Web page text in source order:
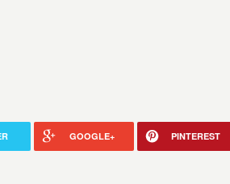
GOOGLE+ PINTEREST